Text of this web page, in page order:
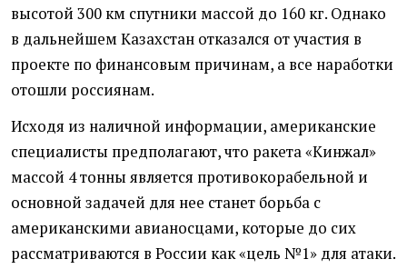
высотой 300 км спутники массой до 160 кг. Однако
в дальнейшем Казахстан отказался от участия в
проекте по финансовым причинам, а все наработки
отошли россиянам.
Исходя из наличной информации, американские
специалисты предполагают, что ракета «Кинжал»
массой 4 тонны является противокорабельной и
основной задачей для нее станет борьба с
американскими авианосцами, которые до сих
рассматриваются в России как «цель №1» для атаки.